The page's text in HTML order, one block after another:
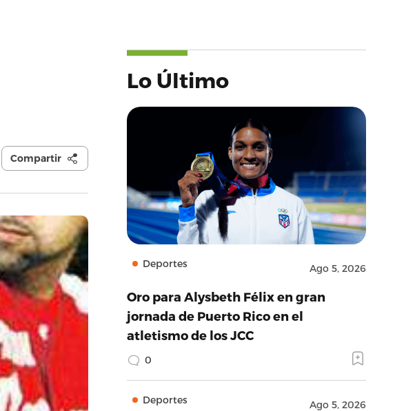
Compartir
Lo Último
Deportes Ago 5, 2026
Oro para Alysbeth Félix en gran
jornada de Puerto Rico en el
atletismo de los JCC
0
Deportes Ago 5, 2026